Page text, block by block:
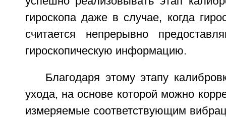
гироскопа даже в случае, когда
считается непрерывно
гироскопическую информацию.
Благодаря этому этапу
ухода, на основе которой можно
измеряемые соответствующим